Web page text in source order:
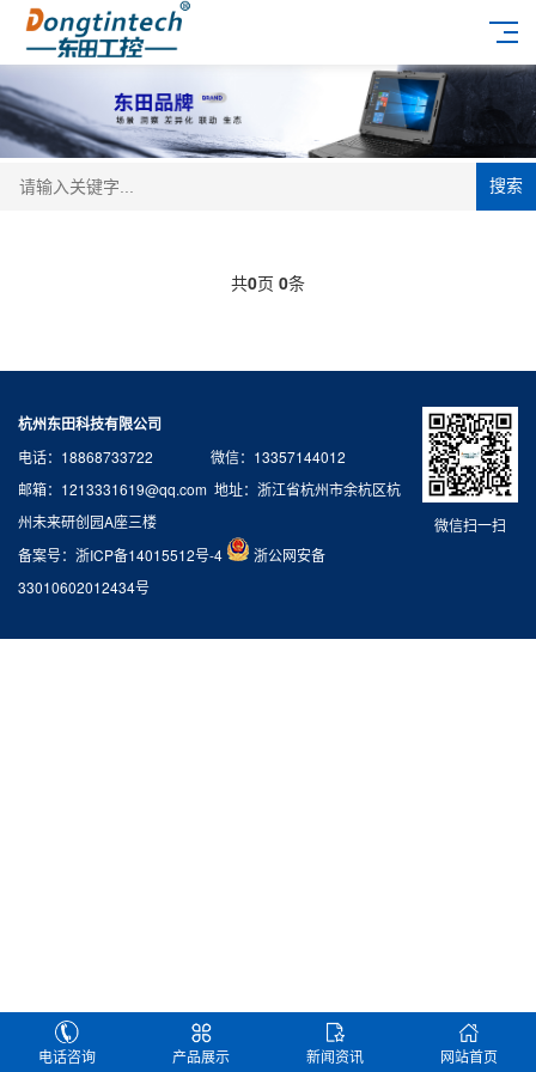
搜索
共0页 0条
微信扫一扫
杭州东田科技有限公司
电话：18868733722 微信：13357144012
邮箱：1213331619@qq.com 地址：浙江省杭州市余杭区杭
州未来研创园A座三楼
备案号： 浙ICP备14015512号-4
浙公网安备
33010602012434号
电话咨询 产品展示 新闻资讯 网站首页